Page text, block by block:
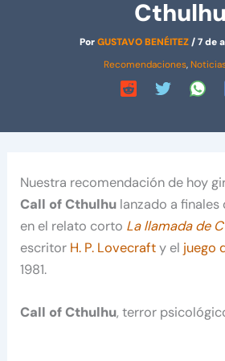
Cthulhu
PorGUSTAVO BENÉITEZ/7 de
Recomendaciones,
Nuestra recomendación de hoy
Call of Cthulhu lanzado a finales
en el relato corto La llamada de
escritor H. P. Lovecrafty el juego
1981.
Call of Cthulhu, terror